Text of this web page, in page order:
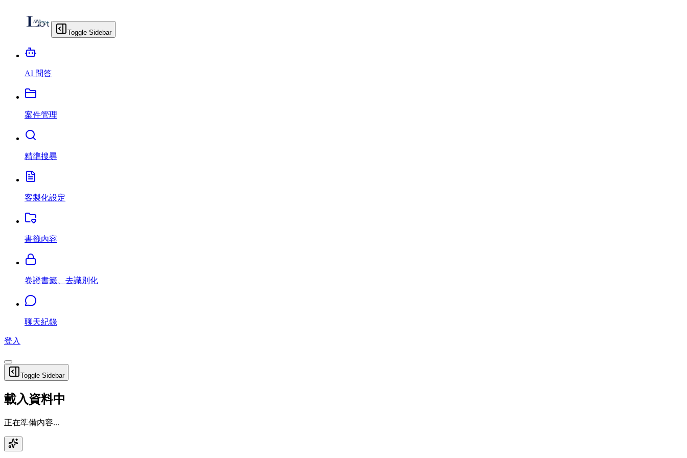
Toggle Sidebar
AI 問答
案件管理
精準搜尋
客製化設定
書籤內容
卷證書籤、去識別化
聊天紀錄
登入
Toggle Sidebar
載入資料中
正在準備內容...